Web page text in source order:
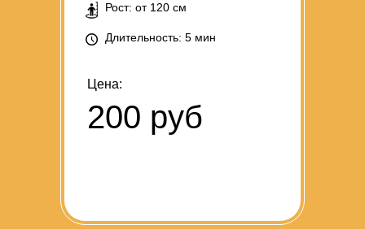
200 руб
Цена:
Рост: от 120 см
Длительность: 5 мин